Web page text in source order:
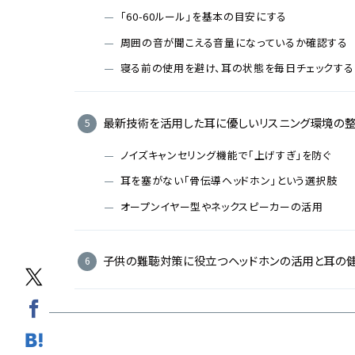
「60-60ルール」を基本の目安にする
周囲の音が聞こえる音量になっているか確認する
寝る前の使用を避け、耳の状態を毎日チェックする
最新技術を活用した耳に優しいリスニング環境の
ノイズキャンセリング機能で「上げすぎ」を防ぐ
耳を塞がない「骨伝導ヘッドホン」という選択肢
オープンイヤー型やネックスピーカーの活用
子供の難聴対策に役立つヘッドホンの活用と耳の